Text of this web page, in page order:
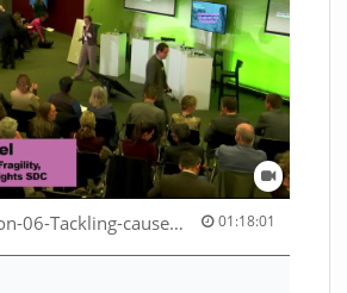
09-ICF26-Session-06-Tackling-causes-of-crises-not-symptoms-53529531690001791 01:18:01